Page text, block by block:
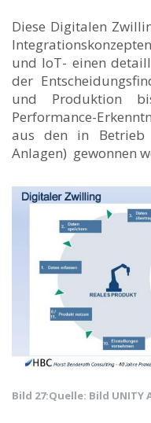
Diese Digitalen
und IoT- einen
der
und Produktion
Performance-
aus den in Betrieb
Anlagen) gewonnen
Bild 27:Quelle: Bild UNITY